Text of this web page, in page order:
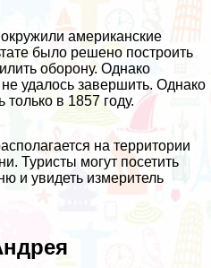
американские
было решено построить
оборону. Однако
удалось завершить. Однако
только в 1857 году.
на территории
Туристы могут посетить
и увидеть измеритель